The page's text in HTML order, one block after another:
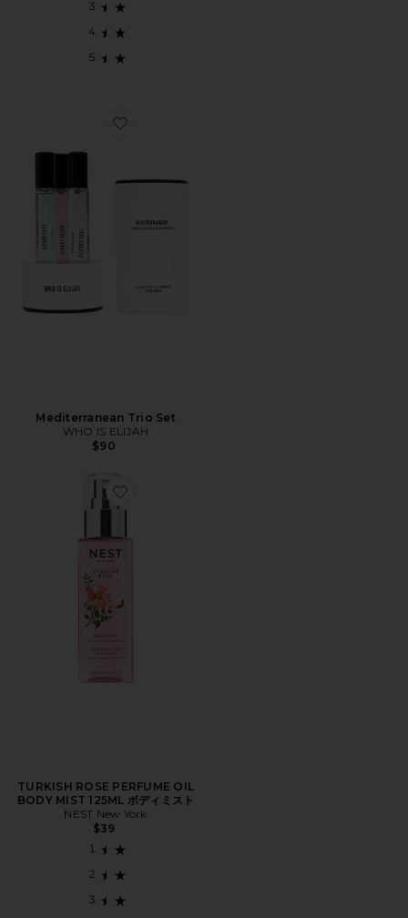
Favorite Mediterranean Trio Set
Mediterranean Trio Set
WHO IS ELIJAH
$90
Favorite TURKISH ROSE PERFUME OIL BODY MIST
TURKISH ROSE PERFUME OIL
BODY MIST 125ML ボディミスト
NEST New York
$39